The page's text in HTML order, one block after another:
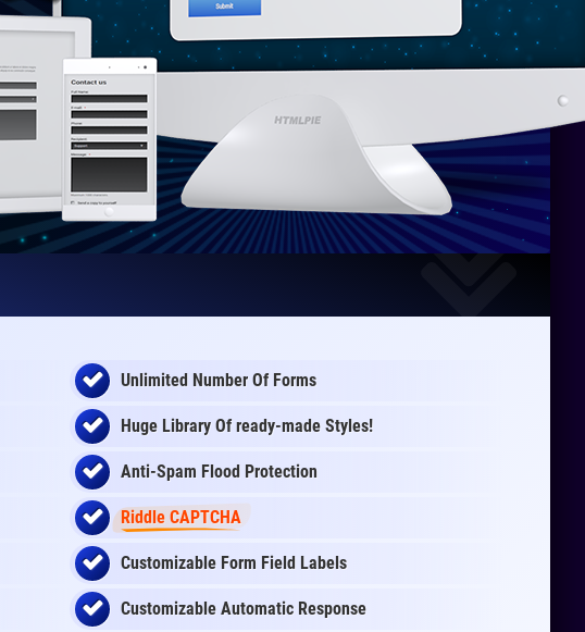
Unlimited Number Of Forms
Huge Library Ofready-made Styles!
Anti-Spam Flood Protection
Riddle CAPTCHA
Customizable Form Field Labels
Customizable Automatic Response